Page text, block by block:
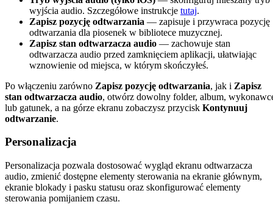
wyjścia audio. Szczegółowe instrukcje tutaj.
Zapisz pozycję odtwarzania — zapisuje i przywraca pozycję
odtwarzania dla piosenek w bibliotece muzycznej.
Zapisz stan odtwarzacza audio — zachowuje stan
odtwarzacza audio przed zamknięciem aplikacji, ułatwiając
wznowienie od miejsca, w którym skończyłeś.
Po włączeniu zarówno Zapisz pozycję odtwarzania, jak i Zapisz
stan odtwarzacza audio, otwórz dowolny folder, album,
lub gatunek, a na górze ekranu zobaczysz przycisk Kontynuuj
odtwarzanie.
Personalizacja
Personalizacja pozwala dostosować wygląd ekranu odtwarzacza
audio, zmienić dostępne elementy sterowania na ekranie głównym,
ekranie blokady i pasku statusu oraz skonfigurować elementy
sterowania pomijaniem czasu.